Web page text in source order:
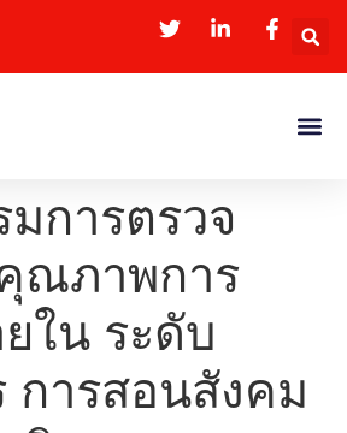
การตรวจ
ณภาพการ
ใน ระดับ
การสอนสังคม